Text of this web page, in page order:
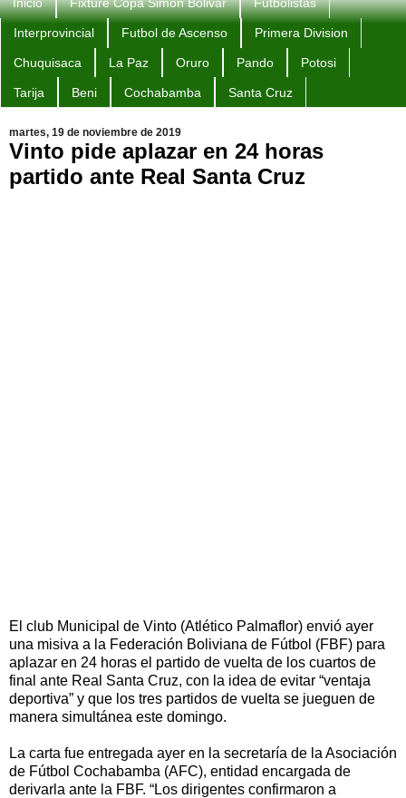
Inicio Fixture Copa Simon Bolivar Futbolistas
Interprovincial Futbol de Ascenso Primera Division
Chuquisaca La Paz Oruro Pando Potosi
Tarija Beni Cochabamba Santa Cruz
martes, 19 de noviembre de 2019
Vinto pide aplazar en 24 horas
partido ante Real Santa Cruz
El club Municipal de Vinto (Atlético Palmaflor) envió ayer
una misiva a la Federación Boliviana de Fútbol (FBF) para
aplazar en 24 horas el partido de vuelta de los cuartos de
final ante Real Santa Cruz, con la idea de evitar “ventaja
deportiva” y que los tres partidos de vuelta se jueguen de
manera simultánea este domingo.
La carta fue entregada ayer en la secretaría de la Asociación
de Fútbol Cochabamba (AFC), entidad encargada de
derivarla ante la FBF. “Los dirigentes confirmaron a